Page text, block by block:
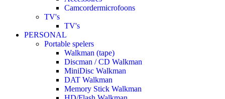
Camcordermicrofoons
TV's
TV's
PERSONAL
Portable spelers
Walkman (tape)
Discman / CD Walkman
MiniDisc Walkman
DAT Walkman
Memory Stick Walkman